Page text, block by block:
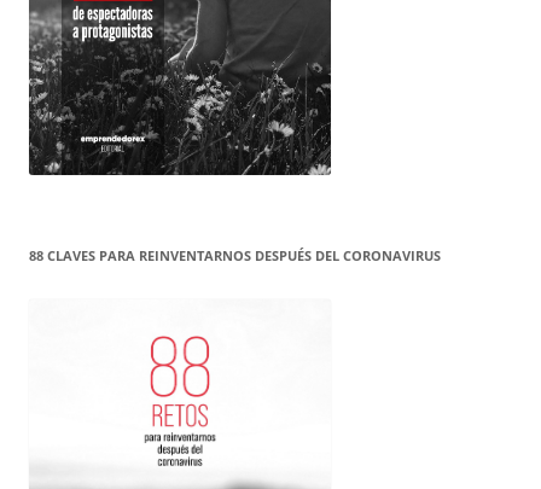
88 CLAVES PARA REINVENTARNOS DESPUÉS DEL CORONAVIRUS